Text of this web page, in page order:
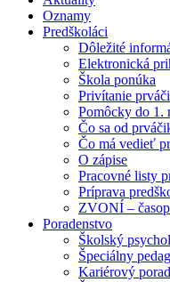
Oznamy
Predškoláci
Dôležité
Elektronická
Škola ponúka
Privítanie
Pomôcky do 1.
Čo sa od
Čo má vedieť
O zápise
Pracovné listy
Príprava
ZVONÍ –
Poradenstvo
Školský
Špeciálny
Kariérový